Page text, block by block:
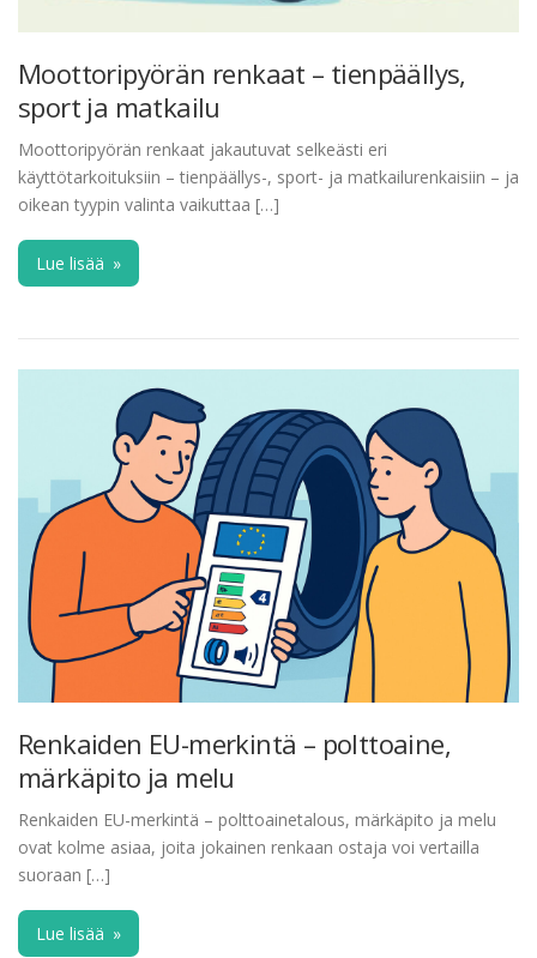
Moottoripyörän renkaat – tienpäällys,
sport ja matkailu
Moottoripyörän renkaat jakautuvat selkeästi eri
käyttötarkoituksiin – tienpäällys-, sport- ja matkailurenkaisiin – ja
oikean tyypin valinta vaikuttaa […]
Lue lisää »
Renkaiden EU-merkintä – polttoaine,
märkäpito ja melu
Renkaiden EU-merkintä – polttoainetalous, märkäpito ja melu
ovat kolme asiaa, joita jokainen renkaan ostaja voi vertailla
suoraan […]
Lue lisää »